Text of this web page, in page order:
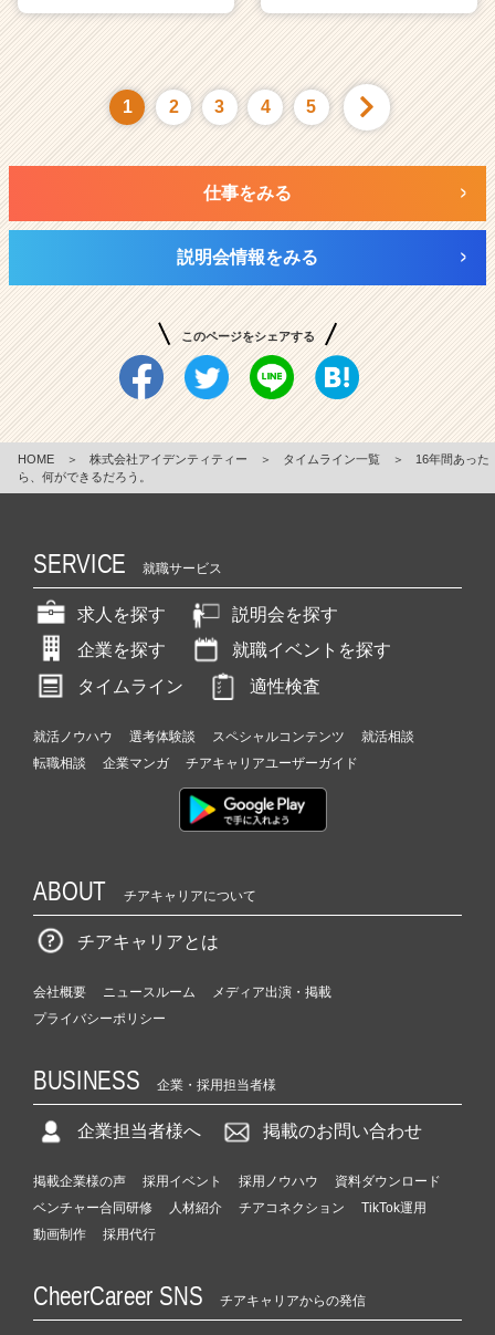
1 2 3 4 5
仕事をみる
説明会情報をみる
このページをシェアする
HOME ＞ 株式会社アイデンティティー ＞ タイムライン一覧 ＞
16年間あった
ら、何ができるだろう。
SERVICE 就職サービス
求人を探す
説明会を探す
企業を探す
就職イベントを探す
タイムライン
適性検査
就活ノウハウ 選考体験談 スペシャルコンテンツ
就活相談
転職相談
企業マンガ チアキャリアユーザーガイド
ABOUT チアキャリアについて
チアキャリアとは
会社概要 ニュースルーム
メディア出演・掲載
プライバシーポリシー
BUSINESS 企業・採用担当者様
企業担当者様へ 掲載のお問い合わせ
掲載企業様の声 採用イベント 採用ノウハウ
資料ダウンロード
ベンチャー合同研修
人材紹介 チアコネクション
TikTok運用
動画制作
採用代行
CheerCareer SNS チアキャリアからの発信